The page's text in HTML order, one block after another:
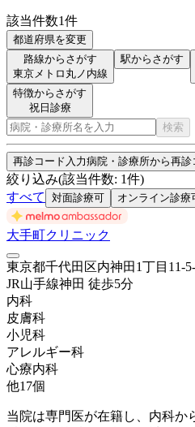
該当件数1件
都道府県を変更
路線からさがす
東京メトロ丸ノ内線
駅からさがす
特徴からさがす
祝日診療
検索
再診コード入力病院・診療所から再
絞り込み(該当件数: 1件)
すべて
対面診療可 オンライン診療
大手町クリニック
東京都千代田区内神田1丁目11-5-
JR山手線神田 徒歩5分
内科
皮膚科
小児科
アレルギー科
心療内科
他17個
当院は専門医が在籍し、内科か